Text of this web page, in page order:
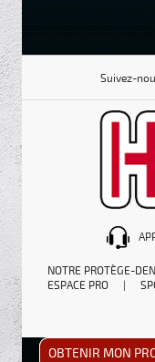
Suivez-
NOTRE PROTÈGE-
ESPACE PRO
OBTENIR MON